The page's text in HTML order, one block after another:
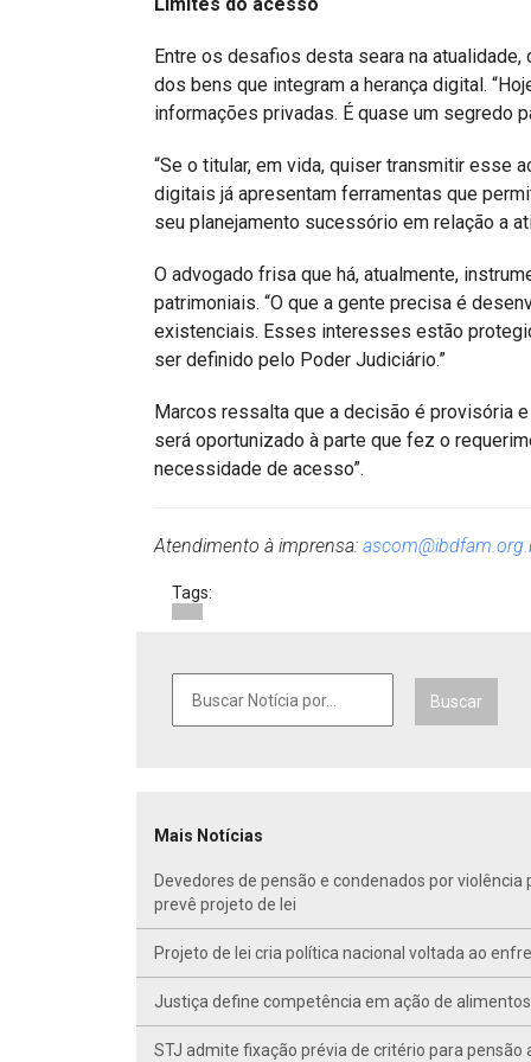
Entre os desafios desta seara na
dos bens que integram a herança digital.
informações privadas. É quase um segredo
“Se o titular, em vida, quiser transmitir esse
digitais já apresentam ferramentas que
seu planejamento sucessório em relação a
O advogado frisa que há, atualmente,
patrimoniais. “O que a gente precisa é
existenciais. Esses interesses estão
ser definido pelo Poder Judiciário.”
Marcos ressalta que a decisão é provisória
será oportunizado à parte que fez o
necessidade de acesso”.
Atendimento à imprensa:
Tags:
Buscar
Mais Notícias
Devedores de pensão e condenados por
prevê projeto de lei
Projeto de lei cria política nacional voltada ao
Justiça define competência em ação de
STJ admite fixação prévia de critério para